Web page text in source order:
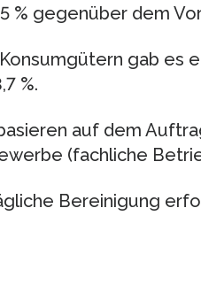
% gegenüber dem
gab es
%.
auf dem
(fachliche
Bereinigung